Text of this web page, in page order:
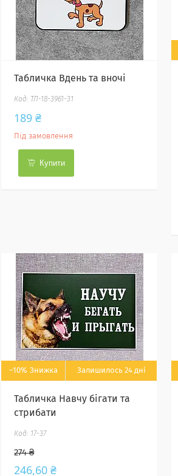
Табличка Вдень та вночі
ТЛ-18-3961-31
189 ₴
Під замовлення
Купити
–10% Залишилось 24 дні
Табличка Навчу бігати та
стрибати
17-37
274 ₴
246,60 ₴